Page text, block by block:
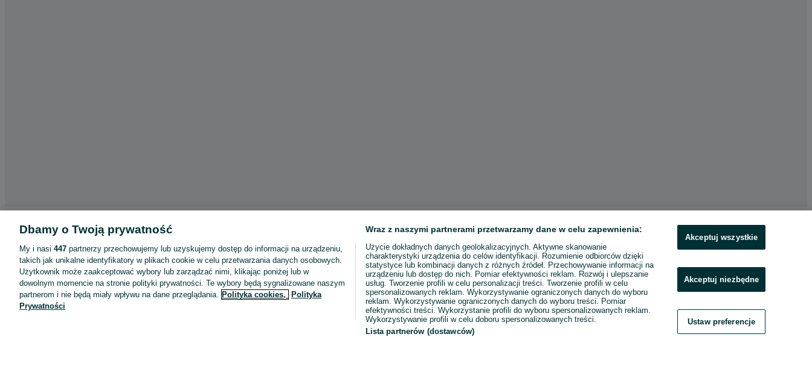
Pomoc
Wyróżnione ogłoszenia
Oferta dla firm
Blog
Regulamin
Dbamy o Twoją prywatność
My i nasi 447 partnerzy przechowujemy lub uzyskujemy dostęp do informacji na urządzeniu,
takich jak unikalne identyfikatory w plikach cookie w celu przetwarzania danych osobowych.
Użytkownik może zaakceptować wybory lub zarządzać nimi, klikając poniżej lub w
dowolnym momencie na stronie polityki prywatności. Te wybory będą sygnalizowane naszym
partnerom i nie będą miały wpływu na dane przeglądania. Polityka cookies,
Polityka
Prywatności
Wraz z naszymi partnerami przetwarzamy dane w celu zapewnienia:
Użycie dokładnych danych geolokalizacyjnych. Aktywne skanowanie
charakterystyki urządzenia do celów identyfikacji. Rozumienie odbiorców dzięki
statystyce lub kombinacji danych z różnych źródeł. Przechowywanie informacji na
urządzeniu lub dostęp do nich. Pomiar efektywności reklam. Rozwój i ulepszanie
usług. Tworzenie profili w celu personalizacji treści. Tworzenie profili w celu
spersonalizowanych reklam. Wykorzystywanie ograniczonych danych do wyboru
reklam. Wykorzystywanie ograniczonych danych do wyboru treści. Pomiar
efektywności treści. Wykorzystanie profili do wyboru spersonalizowanych reklam.
Wykorzystywanie profili w celu doboru spersonalizowanych treści.
Lista partnerów (dostawców)
Akceptuj wszystkie
Akceptuj niezbędne
Ustaw preferencje